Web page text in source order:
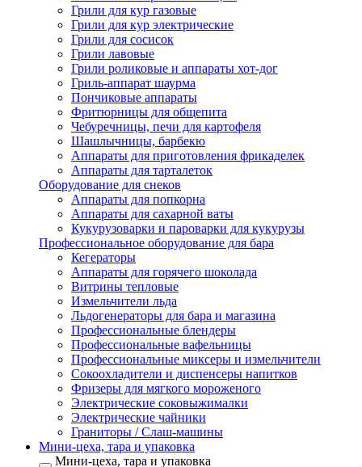
Грили для кур газовые
Грили для кур электрические
Грили для сосисок
Грили лавовые
Грили роликовые и аппараты хот-дог
Гриль-аппарат шаурма
Пончиковые аппараты
Фритюрницы для общепита
Чебуречницы, печи для картофеля
Шашлычницы, барбекю
Аппараты для приготовления фрикаделек
Аппараты для тарталеток
Оборудование для снеков
Аппараты для попкорна
Аппараты для сахарной ваты
Кукурузоварки и пароварки для кукурузы
Профессиональное оборудование для бара
Кегераторы
Аппараты для горячего шоколада
Витрины тепловые
Измельчители льда
Льдогенераторы для бара и магазина
Профессиональные блендеры
Профессиональные вафельницы
Профессиональные миксеры и измельчители
Сокоохладители и диспенсеры напитков
Фризеры для мягкого мороженого
Электрические соковыжималки
Электрические чайники
Граниторы / Слаш-машины
Мини-цеха, тара и упаковка
Мини-цеха, тара и упаковка